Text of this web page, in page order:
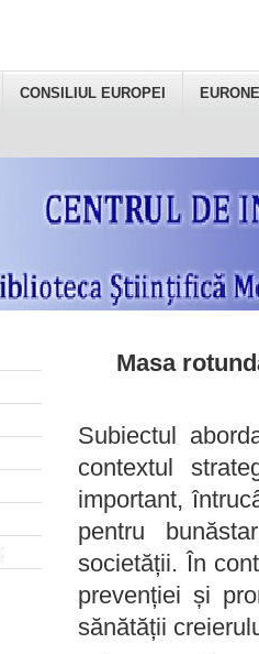
CONSILIUL EUROPEI
Masa
Subiectul
contextul
important,
pentru
societății. În
prevenției și
sănătății